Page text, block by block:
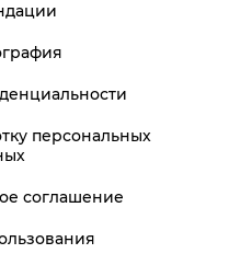
персональных
соглашение